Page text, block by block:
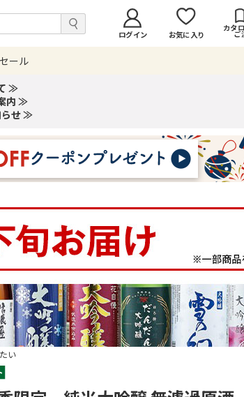
ログイン お気に入り
カタ
ご
セール
≫
内 ≫
らせ ≫
い